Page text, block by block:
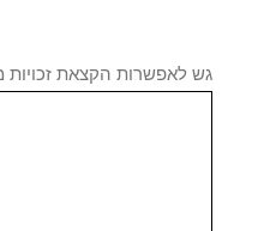
לאפשרות הקצאת זכויות משתמש.